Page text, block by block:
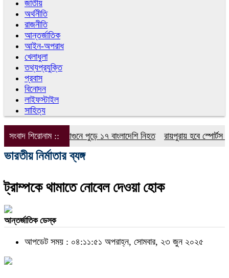
জাতীয়
অর্থনীতি
রাজনীতি
আন্তর্জাতিক
আইন-অপরাধ
খেলাধুলা
তথ্যপ্রযুক্তি
প্রবাস
বিনোদন
লাইফস্টাইল
সাহিত্য
সংবাদ শিরোনাম ::
সৌদি আরবে আগুনে পুড়ে ১৭ বাংলাদেশি নিহত রায়পুরায় হবে স্পোর্টস
ভারতীয় নির্মাতার ব্যঙ্গ
ট্রাম্পকে থামাতে নোবেল দেওয়া হোক
আন্তর্জাতিক ডেস্ক
আপডেট সময় : ০৪:১১:৫১ অপরাহ্ন, সোমবার, ২৩ জুন ২০২৫